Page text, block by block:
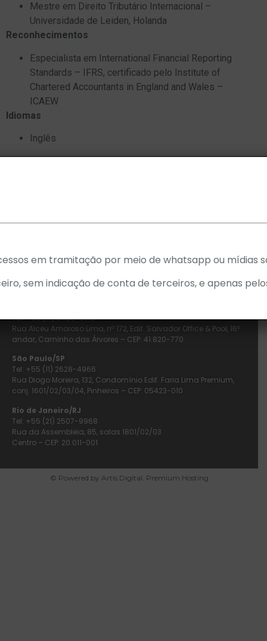
Mestre em Direito Tributário Internacional –
Universidade de Leiden, Holanda
Reconhecimentos
Especialista em International Financial Reporting
Standards – IFRS, certificado pelo Institute of
Chartered Accountants in England and Wales –
ICAEW
Idiomas
Inglês
compromisso
Tel: +55 (71) 3450-9718
Rua Alceu Amoroso Lima, nº 172, Edif. Salvador Office & Pool, 16º
andar, Caminho das Árvores – CEP: 41.820-770
São Paulo/SP
Tel: +55 (11) 2628-4966
Rua Diogo Moreira, 132, Condomínio Edif. Faria Lima Premium,
conj. 1601/02/03/04, Pinheiros – CEP: 05423-010
Rio de Janeiro/RJ
Tel: +55 (21) 2507-9968
Rua da Assembleia, 85, salas 1801/02/03
Centro – CEP: 20.011-001
© Powered by Artis Digital. Premium Hosting
em tramitação por meio de whatsapp ou mídias
sem indicação de conta de terceiros, e apenas